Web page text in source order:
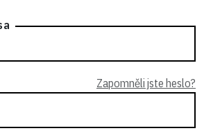
Zapomněli jste heslo?